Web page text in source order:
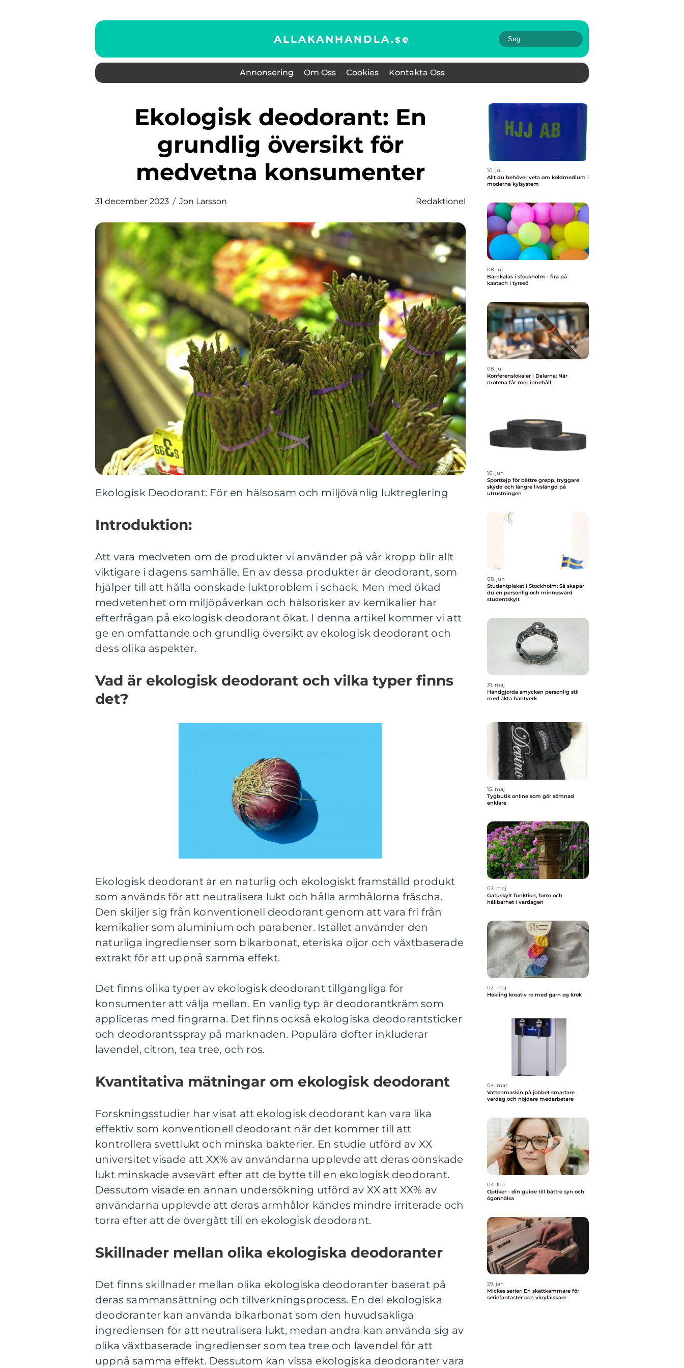
ALLAKANHANDLA.se
Annonsering Om Oss Cookies Kontakta Oss
Ekologisk deodorant: En
grundlig översikt för
medvetna konsumenter
31 december 2023 Jon Larsson Redaktionel
Ekologisk Deodorant: För en hälsosam och miljövänlig luktreglering
Introduktion:
Att vara medveten om de produkter vi använder på vår kropp blir allt
viktigare i dagens samhälle. En av dessa produkter är deodorant, som
hjälper till att hålla oönskade luktproblem i schack. Men med ökad
medvetenhet om miljöpåverkan och hälsorisker av kemikalier har
efterfrågan på ekologisk deodorant ökat. I denna artikel kommer vi att
ge en omfattande och grundlig översikt av ekologisk deodorant och
dess olika aspekter.
Vad är ekologisk deodorant och vilka typer finns
det?
Ekologisk deodorant är en naturlig och ekologiskt framställd produkt
som används för att neutralisera lukt och hålla armhålorna fräscha.
Den skiljer sig från konventionell deodorant genom att vara fri från
kemikalier som aluminium och parabener. Istället använder den
naturliga ingredienser som bikarbonat, eteriska oljor och växtbaserade
extrakt för att uppnå samma effekt.
Det finns olika typer av ekologisk deodorant tillgängliga för
konsumenter att välja mellan. En vanlig typ är deodorantkräm som
appliceras med fingrarna. Det finns också ekologiska deodorantsticker
och deodorantsspray på marknaden. Populära dofter inkluderar
lavendel, citron, tea tree, och ros.
Kvantitativa mätningar om ekologisk deodorant
Forskningsstudier har visat att ekologisk deodorant kan vara lika
effektiv som konventionell deodorant när det kommer till att
kontrollera svettlukt och minska bakterier. En studie utförd av XX
universitet visade att XX% av användarna upplevde att deras oönskade
lukt minskade avsevärt efter att de bytte till en ekologisk deodorant.
Dessutom visade en annan undersökning utförd av XX att XX% av
användarna upplevde att deras armhålor kändes mindre irriterade och
torra efter att de övergått till en ekologisk deodorant.
Skillnader mellan olika ekologiska deodoranter
Det finns skillnader mellan olika ekologiska deodoranter baserat på
deras sammansättning och tillverkningsprocess. En del ekologiska
deodoranter kan använda bikarbonat som den huvudsakliga
ingrediensen för att neutralisera lukt, medan andra kan använda sig av
olika växtbaserade ingredienser som tea tree och lavendel för att
uppnå samma effekt. Dessutom kan vissa ekologiska deodoranter vara
10. jul
Allt du behöver veta om köldmedium i
moderna kylsystem
08. jul
Barnkalas i stockholm - fira på
kaatach i tyresö
08. jul
Konferenslokaler i Dalarna: När
mötena får mer innehåll
10. jun
Sporttejp för bättre grepp, tryggare
skydd och längre livslängd på
utrustningen
08. jun
Studentplakat i Stockholm: Så skapar
du en personlig och minnesvärd
studentskylt
31. maj
Handgjorda smycken personlig stil
med äkta hantverk
15. maj
Tygbutik online som gör sömnad
enklare
03. maj
Gatuskylt funktion, form och
hållbarhet i vardagen
02. maj
Hekling kreativ ro med garn og krok
04. mar
Vattenmaskin på jobbet smartare
vardag och nöjdare medarbetare
04. feb
Optiker - din guide till bättre syn och
ögonhälsa
29. jan
Mickes serier: En skattkammare för
seriefantaster och vinylälskare